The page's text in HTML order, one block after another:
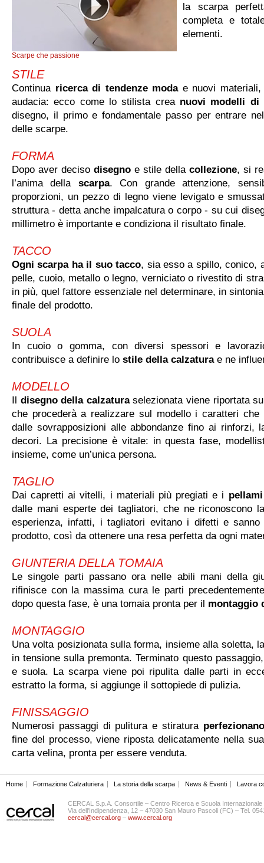
Scarpe che passione
la scarpa
completa e
elementi.
STILE
Continuaricerca di tendenze moda e nuovi
audacia: ecco come lo stilista crea nuovi modelli di
disegno, il primo e fondamentale passo per entrare
delle scarpe.
FORMA
Dopo aver deciso disegno e stile della collezione, si
l’anima della scarpa. Con grande attenzione,
proporzioni, un pezzo di legno viene levigato e
struttura - detta anche impalcatura o corpo - su cui
millimetro è importante e condiziona il risultato finale.
TACCO
Ogni scarpa ha il suo tacco, sia esso a spillo, conico,
pelle, cuoio, metallo o legno, verniciato o rivestito di
in più, quel fattore essenziale nel determinare, in
finale del prodotto.
SUOLA
In cuoio o gomma, con diversi spessori e
contribuisce a definire lo stile della calzatura e ne
MODELLO
Il disegno della calzaturaselezionata viene riportata
che procederà a realizzare sul modello i caratteri che
dalle sovrapposizioni alle abbondanze fino ai rinforzi,
decori. La precisione è vitale: in questa fase,
insieme, come un’unica persona.
TAGLIO
Dai capretti ai vitelli, i materiali più pregiati e i
dalle mani esperte dei tagliatori, che ne riconoscono
esperienza, infatti, i tagliatori evitano i difetti e
prodotto, così da ottenere una resa perfetta da ogni
GIUNTERIA DELLA TOMAIA
Le singole parti passano ora nelle abili mani della
rifinisce con la massima cura le parti
dopo questa fase, è una tomaia pronta per il montaggio
MONTAGGIO
Una volta posizionata sulla forma, insieme alla soletta,
in tensione sulla premonta. Terminato questo
e suola. La scarpa viene poi ripulita dalle parti in
estratto la forma, si aggiunge il sottopiede di pulizia.
FINISSAGGIO
Numerosi passaggi di pulitura e stiratura
fine del processo, viene riposta delicatamente nella
carta velina, pronta per essere venduta.
Home Formazione Calzaturiera La storia della scarpa News & Eventi Lavora
CERCAL S.p.A. Consortile – Centro Ricerca e Scuola
Via dell'Indipendenza, 12 – 47030 San Mauro Pascoli (FC) – Tel.
cercal@cercal.org – www.cercal.org